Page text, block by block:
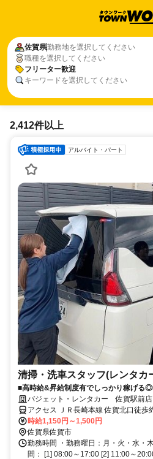
佐賀県勤務地を選択してください
職種を選択してください
フリーター歓迎
キーワードを選択してください
2,412件以上
アルバイト・パート
清掃・洗車スタッフ(レンタカ
■高時給&昇給制度有でしっかり稼げる
バジェット・レンタカー 佐賀駅前店
アクセス ＪＲ長崎本線 佐賀北口徒歩
約1分
時給1,150円～1,500円
佐賀県佐賀市
勤務時間 ・勤務曜日：月・火・水・
間： [1] 08:00～17:00 [2] 11:00～